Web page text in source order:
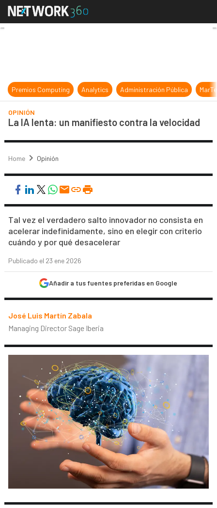
La IA lenta: un manifiesto contra
Premios Computing Analytics Administración Pública
OPINIÓN
La IA lenta: un manifiesto contra la velocidad
Home Opinión
Tal vez el verdadero salto innovador no consista en
acelerar indefinidamente, sino en elegir con criterio
cuándo y por qué desacelerar
Publicado el 23 ene 2026
Añadir a tus fuentes preferidas en Google
José Luis Martín Zabala
Managing Director Sage Iberia